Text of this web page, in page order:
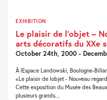
EXHIBITION
Le plaisir de l’objet –
arts décoratifs du XXe
October 24th, 2000 -
À lEspace Landowski, Boulogne-
«Le plaisir de lobjet - Nouveau
Cette exposition du Musée des
plusieurs grands...